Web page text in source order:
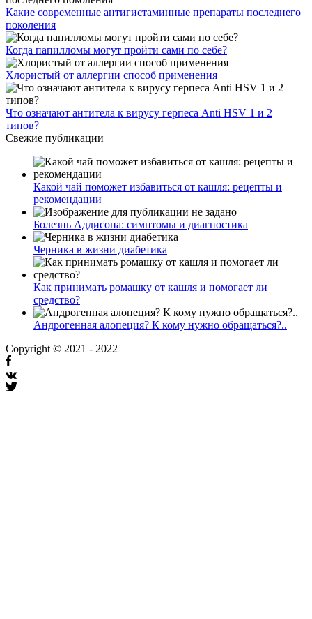
Какие современные антигистаминные препараты последнего
поколения
Когда папилломы могут пройти сами по себе?
Хлористый от аллергии способ применения
Что означают антитела к вирусу герпеса Anti HSV 1 и 2
типов?
Свежие публикации
Какой чай поможет избавиться от кашля: рецепты и
рекомендации
Болезнь Аддисона: симптомы и диагностика
Черника в жизни диабетика
Как принимать ромашку от кашля и помогает ли
средство?
Андрогенная алопеция? К кому нужно обращаться?..
Copyright © 2021 - 2022